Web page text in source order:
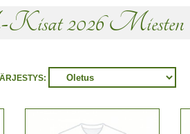
2026 Miesten